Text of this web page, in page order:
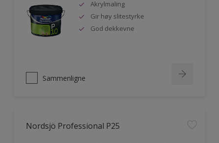
Akrylmaling
Gir høy slitestyrke
God dekkevne
Sammenligne
Nordsjö Professional P25